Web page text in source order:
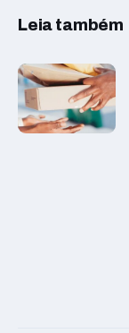
Leia também